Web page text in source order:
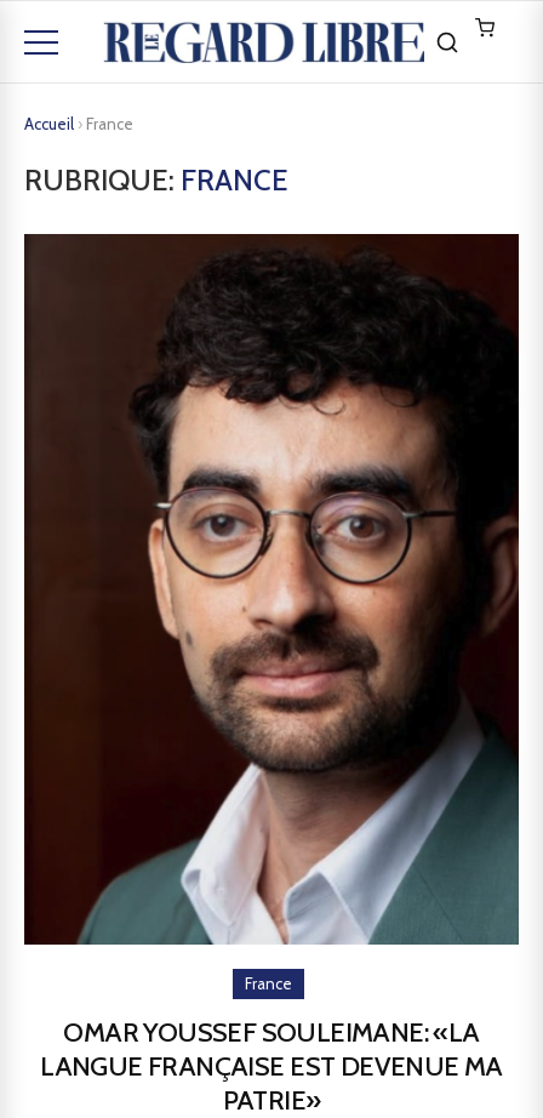
Accueil › France
RUBRIQUE: FRANCE
France
OMAR YOUSSEF SOULEIMANE: «LA
LANGUE FRANÇAISE EST DEVENUE MA
PATRIE»